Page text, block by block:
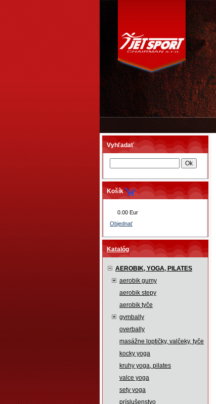
Vyhľadať
Košík
0.00 Eur
Objednať
Katalóg
AEROBIK, YOGA, PILATES
aerobik gumy
aerobik stepy
aerobik tyče
gymbally
overbally
masážne loptičky, valčeky, tyče
kocky yoga
kruhy yoga, pilates
valce yoga
sety yoga
príslušenstvo